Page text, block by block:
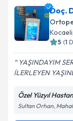
Doç.
Kocaeli
5 (1
YAŞINDAYIM
İLERLEYEN
Özel Yüzyıl
Sultan Orhan,